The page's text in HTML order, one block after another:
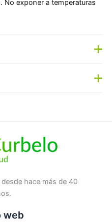
No exponer a temperaturas
todavía
hace más de 40
web